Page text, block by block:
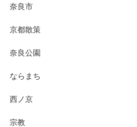
奈良市
京都散策
奈良公園
ならまち
西ノ京
宗教